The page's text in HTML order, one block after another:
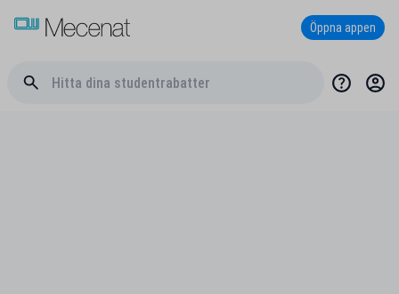
Öppna appen